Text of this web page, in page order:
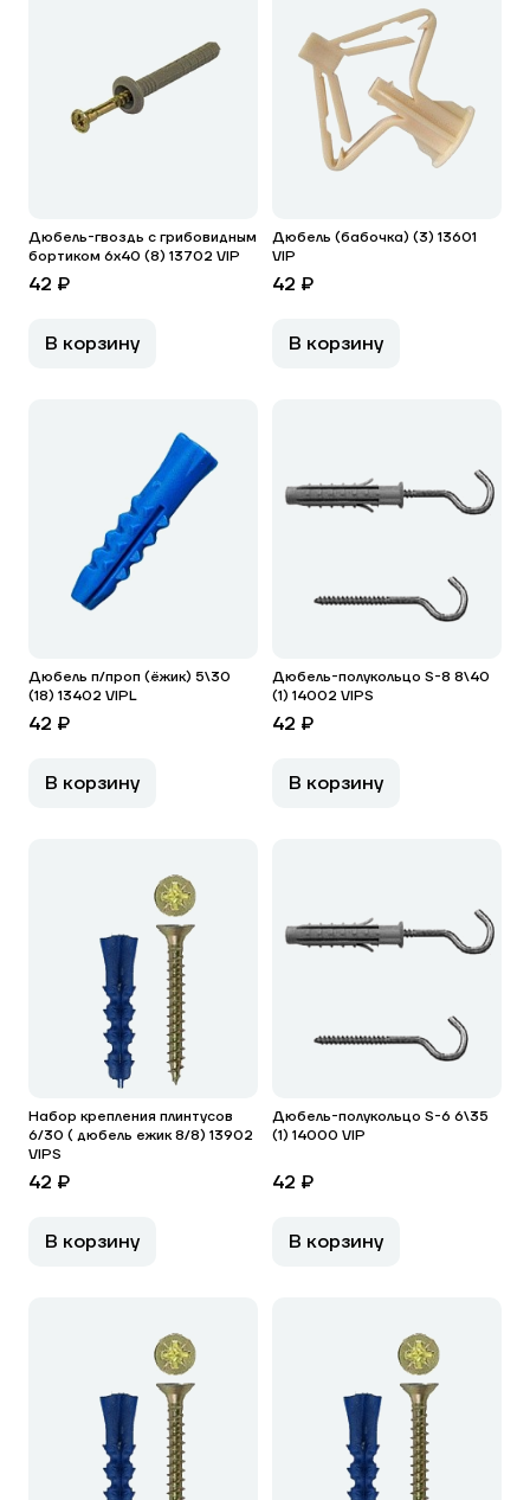
Дюбель-гвоздь с грибовидным
бортиком 6х40 (8) 13702 VIP
42 ₽
В корзину
Дюбель (бабочка) (3) 13601
VIP
42 ₽
В корзину
Дюбель п/проп (ёжик) 5\30
(18) 13402 VIPL
42 ₽
В корзину
Дюбель-полукольцо S-8 8\40
(1) 14002 VIPS
42 ₽
В корзину
Набор крепления плинтусов
6/30 ( дюбель ежик 8/8) 13902
VIPS
42 ₽
В корзину
Дюбель-полукольцо S-6 6\35
(1) 14000 VIP
42 ₽
В корзину